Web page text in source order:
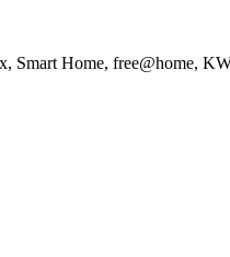
Smart Home, free@home,